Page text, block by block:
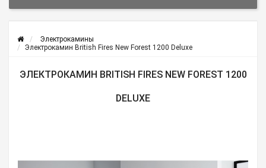
Электрокамины
Электрокамин British Fires New Forest 1200 Deluxe
ЭЛЕКТРОКАМИН BRITISH FIRES NEW FOREST 1200
DELUXE